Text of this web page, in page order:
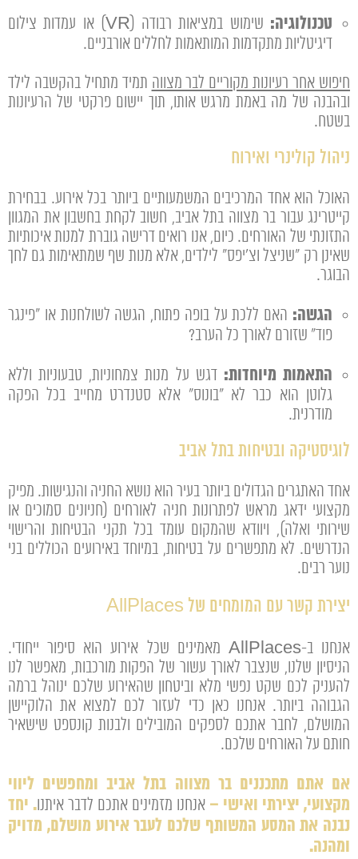
טכנולוגיה:
שימוש במציאות רבודה (VR) או עמדות צילום
דיגיטליות מתקדמות המותאמות לחללים אורבניים.
חיפוש אחר רעיונות מקוריים לבר מצווה תמיד מתחיל בהקשבה לילד
ובהבנה של מה באמת מרגש אותו, תוך יישום פרקטי של הרעיונות
בשטח.
ניהול קולינרי ואירוח
האוכל הוא אחד המרכיבים המשמעותיים ביותר בכל אירוע. בבחירת
קייטרינג עבור בר מצווה בתל אביב, חשוב לקחת בחשבון את המגוון
התזונתי של האורחים. כיום, אנו רואים דרישה גוברת למנות איכותיות
שאינן רק "שניצל וצ'יפס" לילדים, אלא מנות שף שמתאימות גם לחך
הבוגר.
הגשה: האם ללכת על בופה פתוח, הגשה לשולחנות או "פינגר
פוד" שזורם לאורך כל הערב?
התאמות מיוחדות: דגש על מנות צמחוניות, טבעוניות וללא
גלוטן הוא כבר לא "בונוס" אלא סטנדרט מחייב בכל הפקה
מודרנית.
לוגיסטיקה ובטיחות בתל אביב
אחד האתגרים הגדולים ביותר בעיר הוא נושא החניה והנגישות. מפיק
מקצועי ידאג מראש לפתרונות חניה לאורחים (חניונים סמוכים או
שירותי ואלה), ויוודא שהמקום עומד בכל תקני הבטיחות והרישוי
הנדרשים. לא מתפשרים על בטיחות, במיוחד באירועים הכוללים בני
נוער רבים.
יצירת קשר עם המומחים של AllPlaces
אנחנו ב-AllPlaces מאמינים שכל אירוע הוא סיפור ייחודי.
הניסיון שלנו, שנצבר לאורך עשור של הפקות מורכבות, מאפשר לנו
להעניק לכם שקט נפשי מלא וביטחון שהאירוע שלכם ינוהל ברמה
הגבוהה ביותר. אנחנו כאן כדי לעזור לכם למצוא את הלוקיישן
המושלם, לחבר אתכם לספקים המובילים ולבנות קונספט שישאיר
חותם על האורחים שלכם.
אם אתם מתכננים בר מצווה בתל אביב ומחפשים ליווי
מקצועי, יצירתי ואישי – אנחנו מזמינים אתכם לדבר איתנו. יחד
נבנה את המסע המשותף שלכם לעבר אירוע מושלם, מדויק
ומהנה.